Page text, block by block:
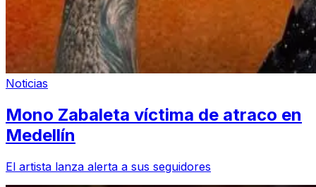
Noticias
Mono Zabaleta víctima de atraco en
Medellín
El artista lanza alerta a sus seguidores